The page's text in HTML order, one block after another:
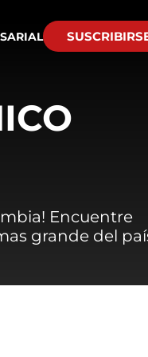
Encuentre
grande del